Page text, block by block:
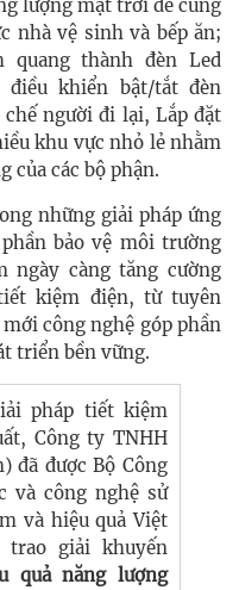
lượng mặt trời để cung
nhà vệ sinh và bếp ăn;
quang thành đèn Led
điều khiển bật/tắt đèn
người đi lại, Lắp đặt
khu vực nhỏ lẻ nhằm
của các bộ phận.
những giải pháp ứng
bảo vệ môi trường
ngày càng tăng cường
kiệm điện, từ tuyên
công nghệ góp phần
triển bền vững.
pháp tiết kiệm
Công ty TNHH
đã được Bộ Công
và công nghệ sử
và hiệu quả Việt
trao giải khuyến
quả năng lượng